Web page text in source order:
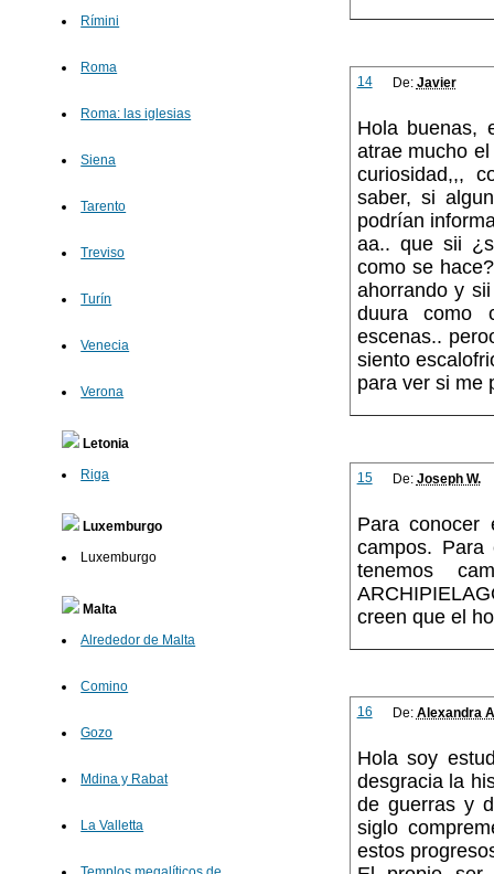
Rímini
Roma
Roma: las iglesias
Siena
Tarento
Treviso
Turín
Venecia
Verona
Letonia
Riga
Luxemburgo
Luxemburgo
Malta
Alrededor de Malta
Comino
Gozo
Mdina y Rabat
La Valletta
14 De: Javier
Hola buenas,
atrae mucho
curiosidad,,,
saber, si
podrían
aa.. que sii
como se
ahorrando y
duura como
escenas..
siento
para ver si me
15 De: Joseph W.
Para conocer
campos.
tenemos
creen que el
16 De: Alexandra
Hola soy
desgracia la
de guerras y
siglo
estos